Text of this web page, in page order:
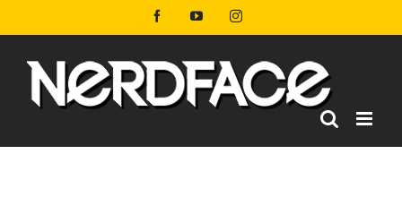
al
FacebookYouTubeInstagram